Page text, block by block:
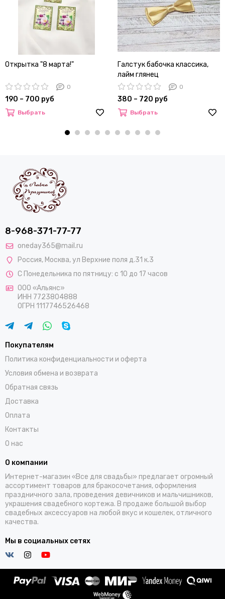
Открытка "8 марта!"
0
190 – 700 руб
Выбрать
Галстук бабочка классика,
лайм глянец
0
380 – 720 руб
Выбрать
8-968-371-77-77
oneday365@mail.ru
Россия, Москва,ул Верхние поля д.31 к.3
С Понедельника по пятницу: с 10 до 17 часов
ООО «Альянс»
ИНН 7723804888
ОГРН 1117746526468
Покупателям
Политика конфиденциальности и оферта
Условия обмена и возврата
Обратная связь
Доставка
Оплата
Контакты
О нас
О компании
Интернет-магазин «Все для свадьбы» предлагает огромный
ассортимент товаров для бракосочетания, оформления
праздничного зала, проведения девичников и мальчишников,
украшения свадебного кортежа. В продаже большой выбор
свадебных аксессуаров на любой вкус и кошелек, отличного
качества.
Мы в социальных сетях